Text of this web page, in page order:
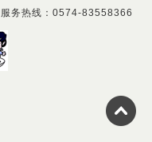
务热线：0574-83558366